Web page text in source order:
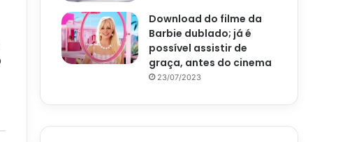
Download do filme da
Barbie dublado; já é
possível assistir de
graça, antes do cinema
23/07/2023